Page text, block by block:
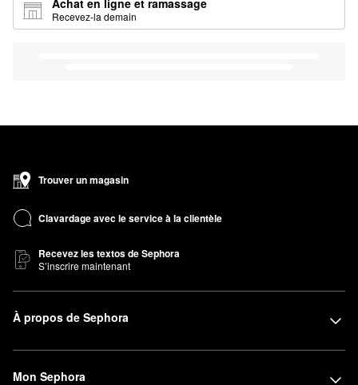
Achat en ligne et ramassage
Recevez-la demain
Trouver un magasin
Clavardage avec le service à la clientèle
Recevez les textos de Sephora
S’inscrire maintenant
À propos de Sephora
Mon Sephora